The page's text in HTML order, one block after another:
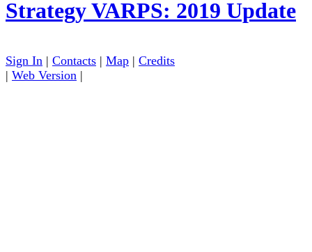
StrategyVARPS: 2019 Update
Sign In | Contacts | Map | Credits
| Web Version |